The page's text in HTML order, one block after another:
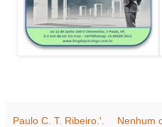
Paulo C. T. Ribeiro.'. Nenhum